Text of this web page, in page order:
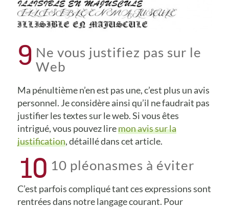
9 Ne vous justifiez pas sur le
Web
Ma pénultième n’en est pas une, c’est plus un avis
personnel. Je considère ainsi qu’il ne faudrait pas
justifier les textes sur le web. Si vous êtes
intrigué, vous pouvez liremon avis sur la
justification, détaillé dans cet article.
10 10 pléonasmes à éviter
C’est parfois compliqué tant ces expressions sont
rentrées dans notre langage courant. Pour